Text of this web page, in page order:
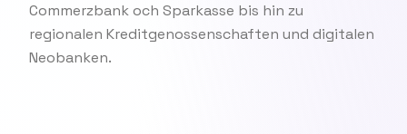
Commerzbank och Sparkasse bis hin zu
regionalen Kreditgenossenschaften und digitalen
Neobanken.